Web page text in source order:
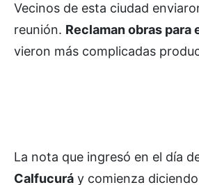
Vecinos de esta ciudad
reunión. Reclaman obras
vieron más complicadas
La nota que ingresó en el día
Calfucurá y comienza